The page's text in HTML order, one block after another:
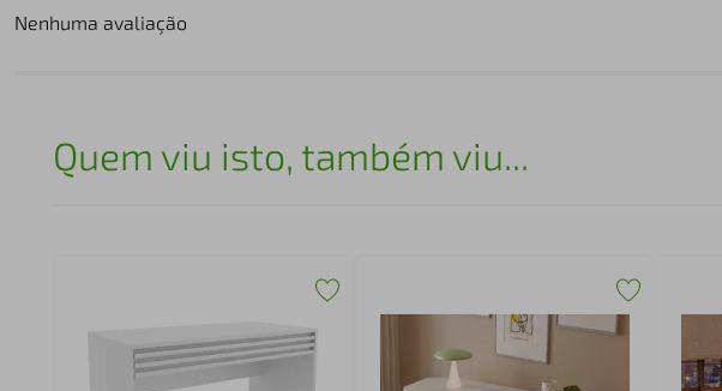
Nenhuma avaliação
Quem viu isto, também viu...